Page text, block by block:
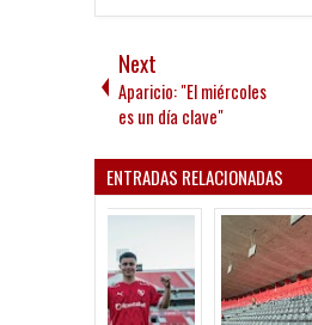
Next
Aparicio: "El miércoles
es un día clave"
ENTRADAS RELACIONADAS